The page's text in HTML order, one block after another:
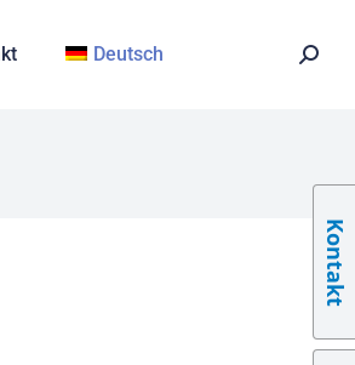
Deutsch
Kontakt